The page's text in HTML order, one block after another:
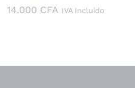
14.000 CFA IVA Incluido